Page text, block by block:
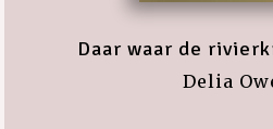
Daar waar de
Delia